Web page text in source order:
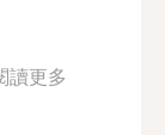
讀更多